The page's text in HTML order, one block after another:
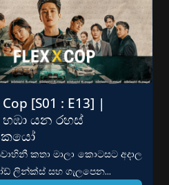
Cop [S01 : E13] |
යන රහස්
කතා මාලා කොටසට අදාල
ලින්ක්ස් සහ ගැලපෙන...